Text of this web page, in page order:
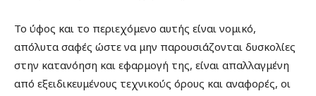
Το ύφος και το περιεχόμενο αυτής είναι νομικό,
απόλυτα σαφές ώστε να μην παρουσιάζονται δυσκολίες
στην κατανόηση και εφαρμογή της, είναι απαλλαγμένη
από εξειδικευμένους τεχνικούς όρους και αναφορές, οι